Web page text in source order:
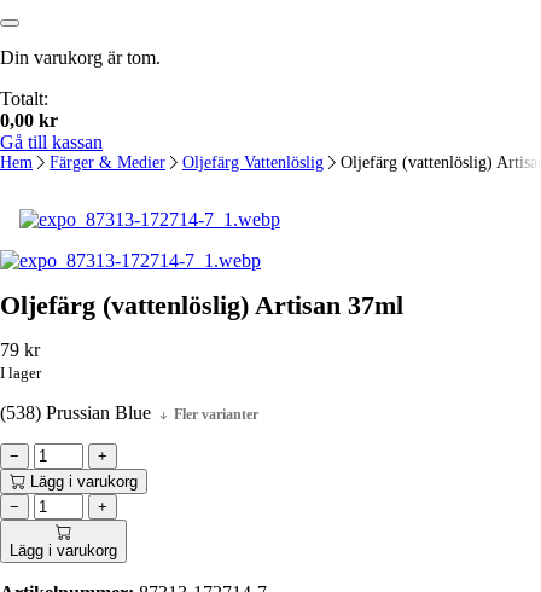
Din varukorg är tom.
Totalt:
0,00 kr
Gå till kassan
Hem Färger & Medier Oljefärg Vattenlöslig Oljefärg (vattenlöslig)
Oljefärg (vattenlöslig) Artisan 37ml
79 kr
I lager
(538) Prussian Blue Fler varianter
−
+
Lägg i varukorg
−
+
Lägg i varukorg